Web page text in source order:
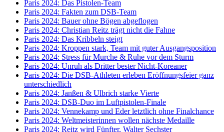
Paris 2024: Das Pistolen-Team
Paris 2024: Fakten zum DSB-Team
Paris 2024: Bauer ohne Bögen abgeflogen
Paris 2024: Christian Reitz trägt nicht die Fahne
Paris 2024: Das Kribbeln steigt
Paris 2024: Kroppen stark, Team mit guter Ausgangsposition
Paris 2024: Stress für Murche & Ruhe vor dem Sturm
Paris 2024: Unruh als Dritter bester Nicht-Koreaner
Paris 2024: Die DSB-Athleten erleben Eröffnungsfeier ganz
unterschiedlich
Paris 2024: Janßen & Ulbrich starke Vierte
Paris 2024: DSB-Duo im Luftpistolen-Finale
Paris 2024: Vennekamp und Eder letztlich ohne Finalchance
Paris 2024: Weltmeisterinnen wollen nächste Medaille
Paris 2024: Reitz wird Fünfter, Walter Sechster